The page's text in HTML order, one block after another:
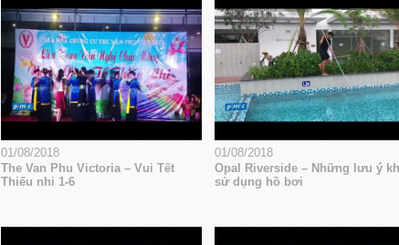
01/08/2018
The Van Phu Victoria – Vui Tết
Thiếu nhi 1-6
01/08/2018
Opal Riverside – Những lưu ý
sử dụng hồ bơi